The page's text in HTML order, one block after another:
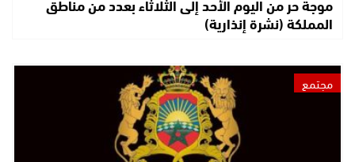
المملكة (نشرة إنذارية)
مجتمع